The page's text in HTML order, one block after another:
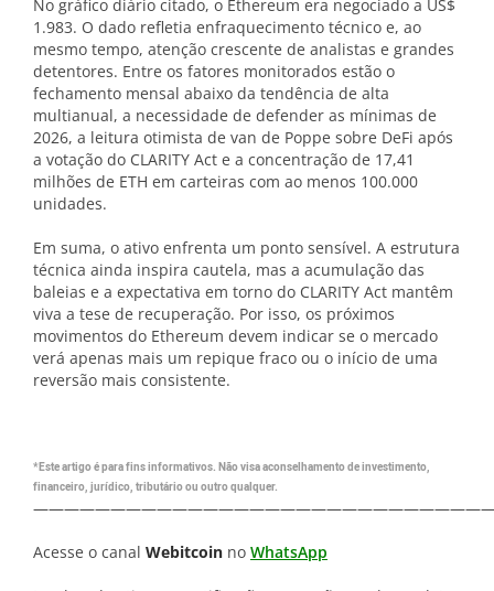
No gráfico diário citado, o Ethereum era negociado a US$
1.983. O dado refletia enfraquecimento técnico e, ao
mesmo tempo, atenção crescente de analistas e grandes
detentores. Entre os fatores monitorados estão o
fechamento mensal abaixo da tendência de alta
multianual, a necessidade de defender as mínimas de
2026, a leitura otimista de van de Poppe sobre DeFi após
a votação do CLARITY Act e a concentração de 17,41
milhões de ETH em carteiras com ao menos 100.000
unidades.
Em suma, o ativo enfrenta um ponto sensível. A estrutura
técnica ainda inspira cautela, mas a acumulação das
baleias e a expectativa em torno do CLARITY Act mantêm
viva a tese de recuperação. Por isso, os próximos
movimentos do Ethereum devem indicar se o mercado
verá apenas mais um repique fraco ou o início de uma
reversão mais consistente.
*Este artigo é para fins informativos. Não visa aconselhamento de investimento,
financeiro, jurídico, tributário ou outro qualquer.
Acesse o canal Webitcoin no WhatsApp